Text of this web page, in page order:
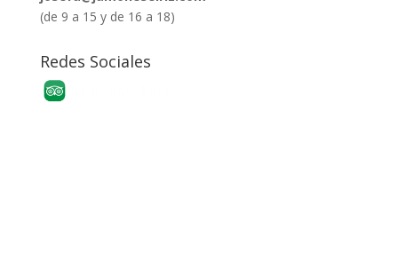
(de 9 a 15 y de 16 a 18)
Redes Sociales